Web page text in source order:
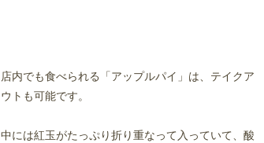
店内でも食べられる「アップルパイ」は、テイクア
ウトも可能です。
中には紅玉がたっぷり折り重なって入っていて、酸